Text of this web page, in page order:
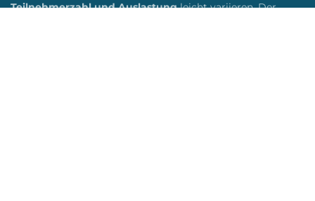
Teilnehmerzahl und Auslastungleicht variieren. Der